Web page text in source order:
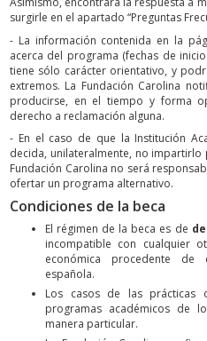
surgirle en el apartado “Preguntas
- La información contenida en la
acerca del programa (fechas de
tiene sólo carácter orientativo, y
extremos. La Fundación Carolina
producirse, en el tiempo y forma
derecho a reclamación alguna.
- En el caso de que la Institución
decida, unilateralmente, no
Fundación Carolina no será
ofertar un programa alternativo.
Condiciones de la beca
El régimen de la beca es de
incompatible con cualquier
económica procedente de
española.
Los casos de las prácticas
programas académicos de
manera particular.